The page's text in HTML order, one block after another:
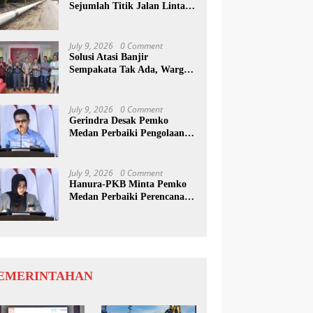
Sejumlah Titik Jalan Lintas
meningkatkan Kewaspadaan
July 9, 2026 0 Comment
Solusi Atasi Banjir
Sempakata Tak Ada, Warga
July 9, 2026 0 Comment
Gerindra Desak Pemko
Medan Perbaiki Pengolaan
July 9, 2026 0 Comment
Hanura-PKB Minta Pemko
Medan Perbaiki Perencanaan